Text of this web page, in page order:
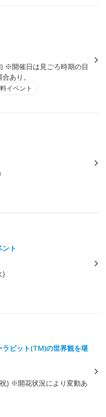
※開催日は見ごろ時期の目
あり。
イベント
ト
)
ビット(TM)の世界観を堪
) ※開花状況により変動あ